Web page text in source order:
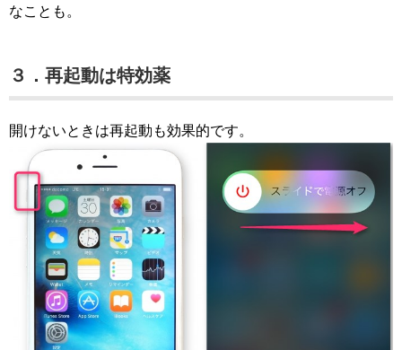
なことも。
３．再起動は特効薬
開けないときは再起動も効果的です。